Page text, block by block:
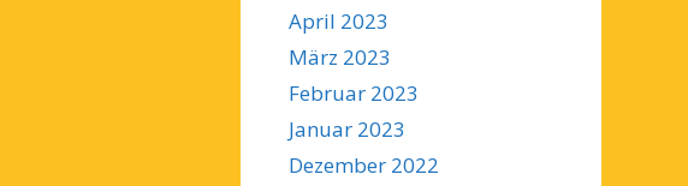
April 2023
März 2023
Februar 2023
Januar 2023
Dezember 2022